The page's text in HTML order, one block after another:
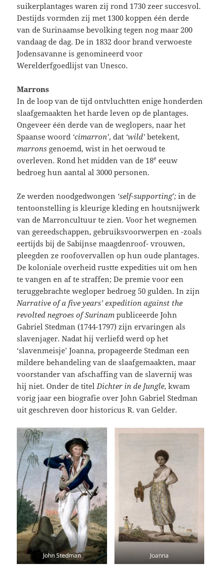
suikerplantages waren zij rond 1730 zeer succesvol.
Destijds vormden zij met 1300 koppen één derde
van de Surinaamse bevolking tegen nog maar 200
vandaag de dag. De in 1832 door brand verwoeste
Jodensavanne is genomineerd voor
Werelderfgoedlijst van Unesco.
Marrons
In de loop van de tijd ontvluchtten enige honderden
slaafgemaakten het harde leven op de plantages.
Ongeveer één derde van de weglopers, naar het
Spaanse woord ‘cimarron’, dat ‘wild’ betekent,
marrons genoemd, wist in het oerwoud te
overleven. Rond het midden van de 18e eeuw
bedroeg hun aantal al 3000 personen.
Ze werden noodgedwongen ‘self-supporting’;in de
tentoonstelling is kleurige kleding en houtsnijwerk
van de Marroncultuur te zien. Voor het wegnemen
van gereedschappen, gebruiksvoorwerpen en -zoals
eertijds bij de Sabijnse maagdenroof- vrouwen,
pleegden ze roofovervallen op hun oude plantages.
De koloniale overheid rustte expedities uit om hen
te vangen en af te straffen; De premie voor een
teruggebrachte wegloper bedroeg 50 gulden. In zijn
Narrative of a five years’ expedition against the
revolted negroes of Surinam publiceerde John
Gabriel Stedman (1744-1797) zijn ervaringen als
slavenjager. Nadat hij verliefd werd op het
‘slavenmeisje’ Joanna, propageerde Stedman een
mildere behandeling van de slaafgemaakten, maar
voorstander van afschaffing van de slavernij was
hij niet. Onder de titelDichter in de Jungle, kwam
vorig jaar een biografie over John Gabriel Stedman
uit geschreven door historicus R. van Gelder.
John Stedman Joanna